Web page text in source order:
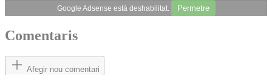
Google Adsense està deshabilitat. Permetre
Comentaris
Afegir nou comentari